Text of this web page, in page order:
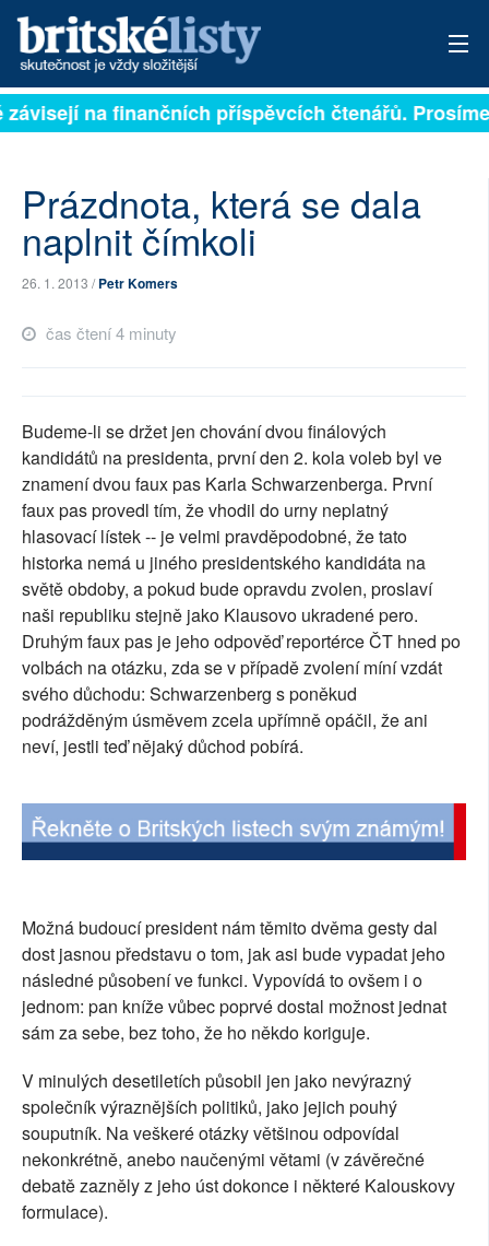
PŘIHLÁSIT
ARCHIV
ROZHOVORY
PŘÍSPĚVKY NA PROVOZ
SOCIÁLNÍ SÍTĚ
RUBRIKY
PLNÁ VERZE STRÁNEK
na finančních příspěvcích čtenářů.
Prázdnota, která se dala
naplnit čímkoli
26. 1. 2013 /Petr Komers
čas čtení 4 minuty
Budeme-li se držet jen chování dvou finálových
kandidátů na presidenta, první den 2. kola voleb byl ve
znamení dvou faux pas Karla Schwarzenberga. První
faux pas provedl tím, že vhodil do urny neplatný
hlasovací lístek -- je velmi pravděpodobné, že tato
historka nemá u jiného presidentského kandidáta na
světě obdoby, a pokud bude opravdu zvolen, proslaví
naši republiku stejně jako Klausovo ukradené pero.
Druhým faux pas je jeho odpověď reportérce ČT hned po
volbách na otázku, zda se v případě zvolení míní vzdát
svého důchodu: Schwarzenberg s poněkud
podrážděným úsměvem zcela upřímně opáčil, že ani
neví, jestli teď nějaký důchod pobírá.
Možná budoucí president nám těmito dvěma gesty dal
dost jasnou představu o tom, jak asi bude vypadat jeho
následné působení ve funkci. Vypovídá to ovšem i o
jednom: pan kníže vůbec poprvé dostal možnost jednat
sám za sebe, bez toho, že ho někdo koriguje.
V minulých desetiletích působil jen jako nevýrazný
společník výraznějších politiků, jako jejich pouhý
souputník. Na veškeré otázky většinou odpovídal
nekonkrétně, anebo naučenými větami (v závěrečné
debatě zazněly z jeho úst dokonce i některé Kalouskovy
formulace).